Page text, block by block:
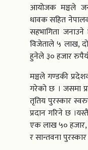
आयोजक मञ्चले
धावक सहित
सहभागिता
विजेताले ५ लाख,
हुनेले ३० हजार रुपैयाँ
मञ्चले गण्डकी
गरेको छ । जसमा
तृतिय पुरस्कार
प्रदान गरिने छ
एक लाख ५० हजार,
र सान्तवना